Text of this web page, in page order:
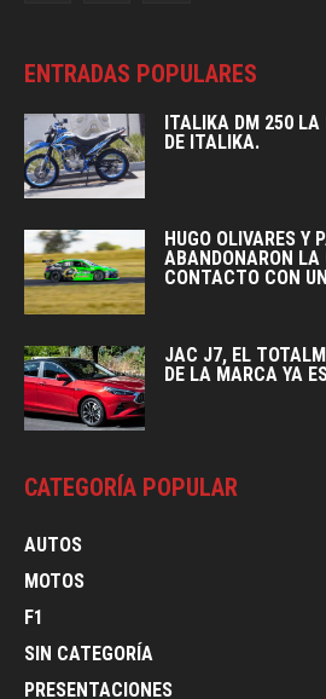
ENTRADAS POPULARES
ITALIKA DM 250 LA
DE ITALIKA.
HUGO OLIVARES Y
ABANDONARON LA
CONTACTO CON
JAC J7, EL
DE LA MARCA YA
CATEGORÍA POPULAR
AUTOS
MOTOS
F1
SIN CATEGORÍA
PRESENTACIONES